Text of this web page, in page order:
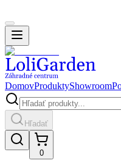
DomovProduktyShowroom
Hľadať
0